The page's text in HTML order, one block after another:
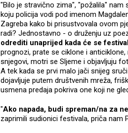
"Bilo je stravično zima", "požalila" nam
koju policija vodi pod imenom
Zagreba kako bi prisustvovala ovom
radi? Jednostavno - o druženju uz
odrediti unaprijed kada će se
prognozi, prate se ciklone i
snjegovi, motri se Sljeme i objavljuju
A tek kada se prvi malo jači snijeg
dojavljuje putem društvenih mreža,
usmena predaja pokriva one koji ne
"Ako napada, budi spreman/na za
zaprimili sudionici festivala, priča nam